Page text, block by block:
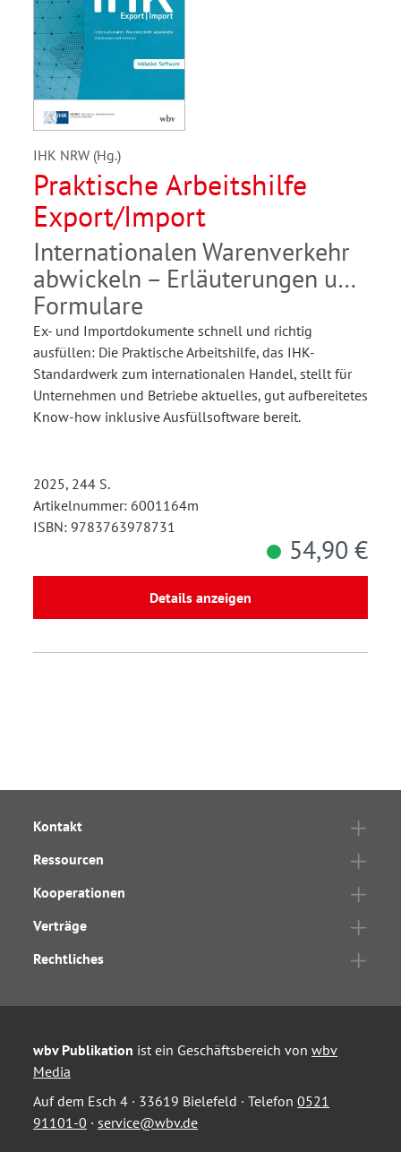
IHK NRW (Hg.)
Praktische Arbeitshilfe
Export/Import
Internationalen Warenverkehr
abwickeln – Erläuterungen und
Formulare
Ex- und Importdokumente schnell und richtig
ausfüllen: Die Praktische Arbeitshilfe, das IHK-
Standardwerk zum internationalen Handel, stellt für
Unternehmen und Betriebe aktuelles, gut aufbereitetes
Know-how inklusive Ausfüllsoftware bereit.
2025, 244 S.
Artikelnummer: 6001164m
ISBN: 9783763978731
54,90 €
Details anzeigen
Kontakt
Ressourcen
Kooperationen
Verträge
Rechtliches
wbv Publikation ist ein Geschäftsbereich von wbv
Media
Auf dem Esch 4 · 33619 Bielefeld · Telefon 0521
91101-0 · service@wbv.de